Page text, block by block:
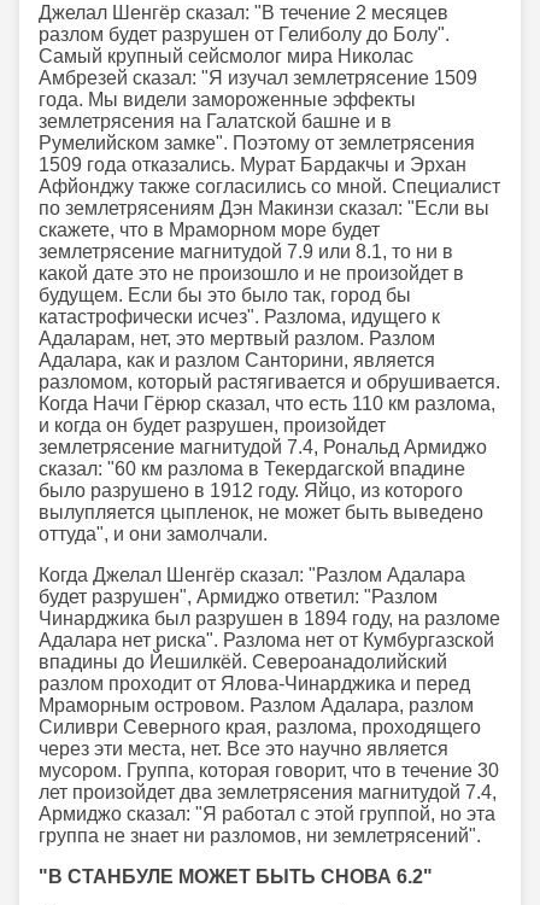
Джелал Шенгёр сказал: "В течение 2 месяцев
разлом будет разрушен от Гелиболу до Болу".
Самый крупный сейсмолог мира Николас
Амбрезей сказал: "Я изучал землетрясение 1509
года. Мы видели замороженные эффекты
землетрясения на Галатской башне и в
Румелийском замке". Поэтому от землетрясения
1509 года отказались. Мурат Бардакчы и Эрхан
Афйонджу также согласились со мной. Специалист
по землетрясениям Дэн Макинзи сказал: "Если вы
скажете, что в Мраморном море будет
землетрясение магнитудой 7.9 или 8.1, то ни в
какой дате это не произошло и не произойдет в
будущем. Если бы это было так, город бы
катастрофически исчез". Разлома, идущего к
Адаларам, нет, это мертвый разлом. Разлом
Адалара, как и разлом Санторини, является
разломом, который растягивается и обрушивается.
Когда Начи Гёрюр сказал, что есть 110 км разлома,
и когда он будет разрушен, произойдет
землетрясение магнитудой 7.4, Рональд Армиджо
сказал: "60 км разлома в Текердагской впадине
было разрушено в 1912 году. Яйцо, из которого
вылупляется цыпленок, не может быть выведено
оттуда", и они замолчали.
Когда Джелал Шенгёр сказал: "Разлом Адалара
будет разрушен", Армиджо ответил: "Разлом
Чинарджика был разрушен в 1894 году, на разломе
Адалара нет риска". Разлома нет от Кумбургазской
впадины до Йешилкёй. Североанадолийский
разлом проходит от Ялова-Чинарджика и перед
Мраморным островом. Разлом Адалара, разлом
Силиври Северного края, разлома, проходящего
через эти места, нет. Все это научно является
мусором. Группа, которая говорит, что в течение 30
лет произойдет два землетрясения магнитудой 7.4,
Армиджо сказал: "Я работал с этой группой, но эта
группа не знает ни разломов, ни землетрясений".
"В СТАНБУЛЕ МОЖЕТ БЫТЬ СНОВА 6.2"